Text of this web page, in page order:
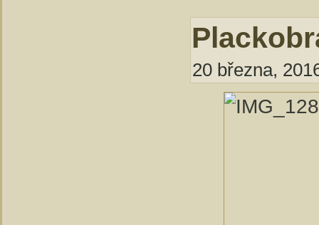
20 března,